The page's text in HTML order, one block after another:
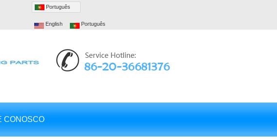
Português
English Português
CONOSCO